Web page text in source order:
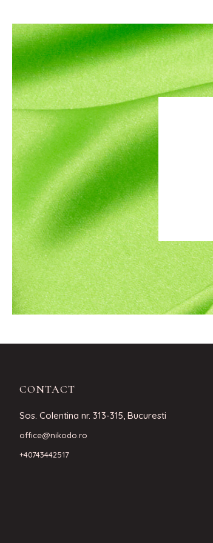
CONTACT
Sos. Colentina nr. 313-315, Bucuresti
office@nikodo.ro
+40743442517